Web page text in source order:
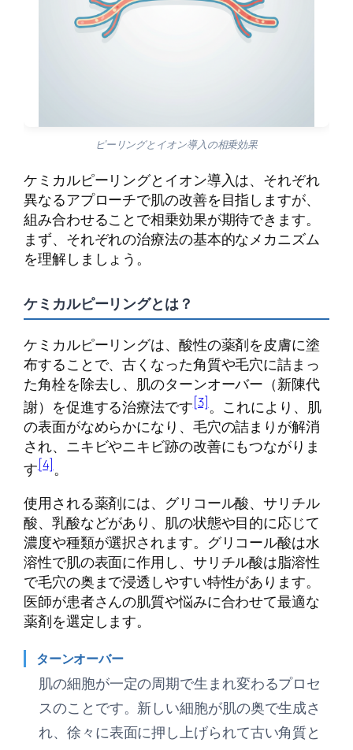
ピーリングとイオン導入の相乗効果
ケミカルピーリングとイオン導入は、それぞれ
異なるアプローチで肌の改善を目指しますが、
組み合わせることで相乗効果が期待できます。
まず、それぞれの治療法の基本的なメカニズム
を理解しましょう。
ケミカルピーリングとは？
ケミカルピーリングは、酸性の薬剤を皮膚に塗
布することで、古くなった角質や毛穴に詰まっ
た角栓を除去し、肌のターンオーバー（新陳代
謝）を促進する治療法です[3]。これにより、肌
の表面がなめらかになり、毛穴の詰まりが解消
され、ニキビやニキビ跡の改善にもつながりま
す[4]。
使用される薬剤には、グリコール酸、サリチル
酸、乳酸などがあり、肌の状態や目的に応じて
濃度や種類が選択されます。グリコール酸は水
溶性で肌の表面に作用し、サリチル酸は脂溶性
で毛穴の奥まで浸透しやすい特性があります。
医師が患者さんの肌質や悩みに合わせて最適な
薬剤を選定します。
ターンオーバー
肌の細胞が一定の周期で生まれ変わるプロセ
スのことです。新しい細胞が肌の奥で生成さ
れ、徐々に表面に押し上げられて古い角質と